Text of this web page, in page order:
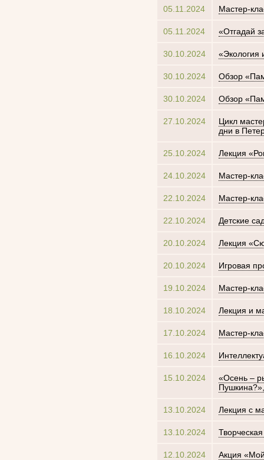
05.11.2024 Мастер-
05.11.2024 «Отгадай
30.10.2024 «Экология
30.10.2024 Обзор
30.10.2024 Обзор
27.10.2024
Цикл
дни в
25.10.2024 Лекция
24.10.2024 Мастер-
22.10.2024 Мастер-
22.10.2024 Детские
20.10.2024 Лекция
20.10.2024 Игровая
19.10.2024 Мастер-
18.10.2024 Лекция и
17.10.2024 Мастер-
16.10.2024
15.10.2024
«Осень –
13.10.2024 Лекция с
13.10.2024
12.10.2024 Акция